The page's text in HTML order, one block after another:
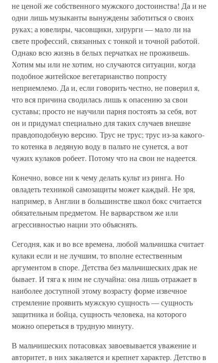
не ценой же собственного мужского достоинства! Да и не
одни лишь музыканты вынуждены заботиться о своих
руках; а ювелиры, часовщики, хирурги — мало ли на
свете профессий, связанных с тонкой и точной работой.
Однако всю жизнь в белых перчатках не проживешь.
Хотим мы или не хотим, но случаются ситуации, когда
подобное житейское вегетарианство попросту
неприемлемо. Да и, если говорить честно, не поверил я,
что вся причина сводилась лишь к опасению за свои
суставы; просто не научили парня постоять за себя, вот
он и придумал специально для таких случаев внешне
правдоподобную версию. Трус не трус; трус из-за какого-
то котенка в ледяную воду в пальто не сунется, а вот
чужих кулаков робеет. Потому что на свои не надеется.
Конечно, вовсе ни к чему делать культ из ринга. Но
овладеть техникой самозащиты может каждый. Не зря,
например, в Англии в большинстве школ бокс считается
обязательным предметом. Не варварством же или
агрессивностью нации это объяснять.
Сегодня, как и во все времена, любой мальчишка считает
кулаки если и не лучшим, то вполне естественным
аргументом в споре. Детства без мальчишеских драк не
бывает. И тяга к ним не случайна: она лишь отражает в
наиболее доступной этому возрасту форме извечное
стремление проявить мужскую сущность — сущность
защитника и бойца, сущность человека, на которого
можно опереться в трудную минуту.
В мальчишеских потасовках завоевывается уважение и
авторитет, в них закаляется и крепнет характер. Детство в